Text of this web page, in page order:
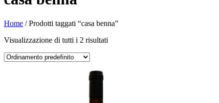
Home / Prodotti taggati “casa benna”
Visualizzazione di tutti i 2 risultati